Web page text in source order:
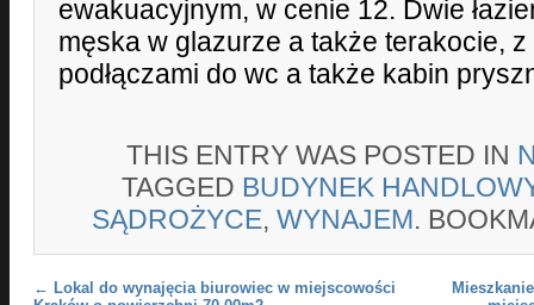
ewakuacyjnym, w cenie 12. Dwie
męska w glazurze a także terakocie,
podłączami do wc a także kabin
THIS ENTRY WAS POSTED IN
TAGGED BUDYNEK
SĄDROŻYCE, WYNAJEM.
Post navigation
← Lokal do wynajęcia biurowiec w miejscowości